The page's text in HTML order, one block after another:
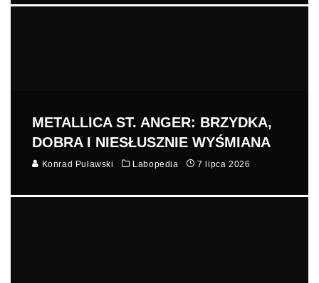
METALLICA ST. ANGER: BRZYDKA,
DOBRA I NIESŁUSZNIE WYŚMIANA
Konrad Puławski Labopedia 7 lipca 2026